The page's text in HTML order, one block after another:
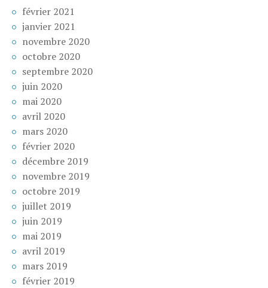
février 2021
janvier 2021
novembre 2020
octobre 2020
septembre 2020
juin 2020
mai 2020
avril 2020
mars 2020
février 2020
décembre 2019
novembre 2019
octobre 2019
juillet 2019
juin 2019
mai 2019
avril 2019
mars 2019
février 2019